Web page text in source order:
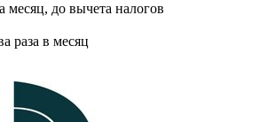
месяц, до вычета налогов
раза в месяц